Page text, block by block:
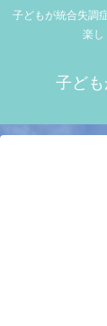
子どもが統合失調
楽し
子ど